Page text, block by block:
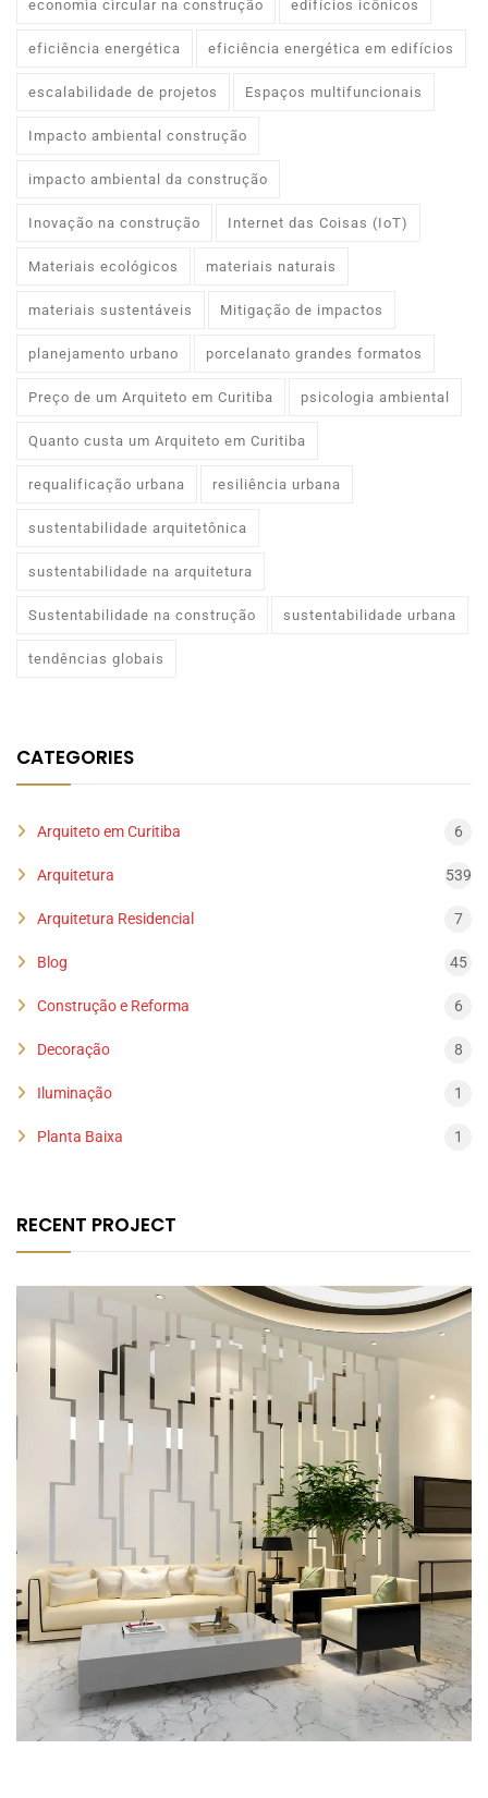
economia circular na construção edifícios icônicos
eficiência energética eficiência energética em edifícios
escalabilidade de projetos Espaços multifuncionais
Impacto ambiental construção
impacto ambiental da construção
Inovação na construção Internet das Coisas (IoT)
Materiais ecológicos materiais naturais
materiais sustentáveis Mitigação de impactos
planejamento urbano porcelanato grandes formatos
Preço de um Arquiteto em Curitiba psicologia ambiental
Quanto custa um Arquiteto em Curitiba
requalificação urbana resiliência urbana
sustentabilidade arquitetônica
sustentabilidade na arquitetura
Sustentabilidade na construção sustentabilidade urbana
tendências globais
CATEGORIES
Arquiteto em Curitiba 6
Arquitetura 539
Arquitetura Residencial 7
Blog 45
Construção e Reforma 6
Decoração 8
Iluminação 1
Planta Baixa 1
RECENT PROJECT